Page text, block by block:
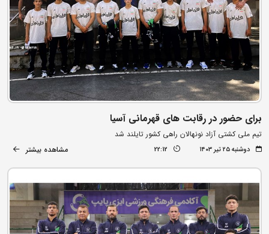
برای حضور در رقابت های قهرمانی آسیا
تیم ملی کشتی آزاد نونهالان راهی کشور تایلند شد
دوشنبه ۲۵ تیر ۱۴۰۳ 22:12 مشاهده بیشتر